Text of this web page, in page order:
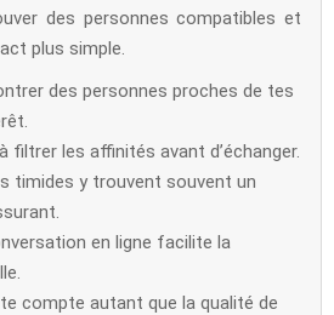
des personnes compatibles et
plus simple.
des personnes proches de tes
filtrer les affinités avant d’échanger.
timides y trouvent souvent un
en ligne facilite la
compte autant que la qualité de